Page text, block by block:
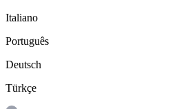
Italiano
Português
Deutsch
Türkçe